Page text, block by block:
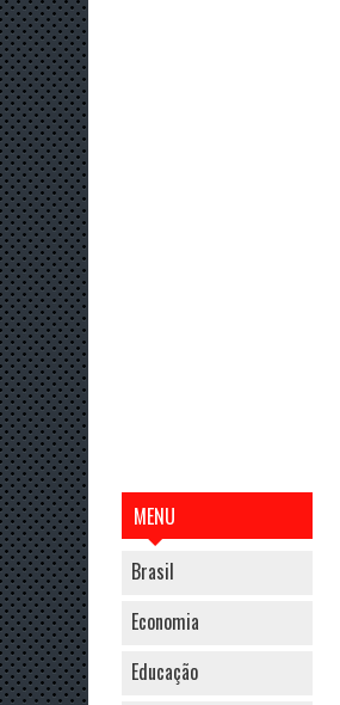
MENU
Brasil
Economia
Educação